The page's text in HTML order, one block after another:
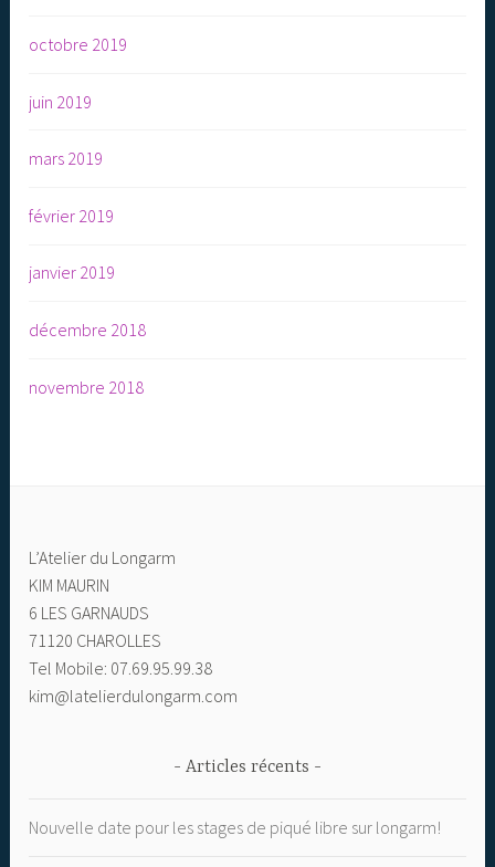
octobre 2019
juin 2019
mars 2019
février 2019
janvier 2019
décembre 2018
novembre 2018
L’Atelier du Longarm
KIM MAURIN
6 LES GARNAUDS
71120 CHAROLLES
Tel Mobile: 07.69.95.99.38
kim@latelierdulongarm.com
Articles récents
Nouvelle date pour les stages de piqué libre sur longarm!